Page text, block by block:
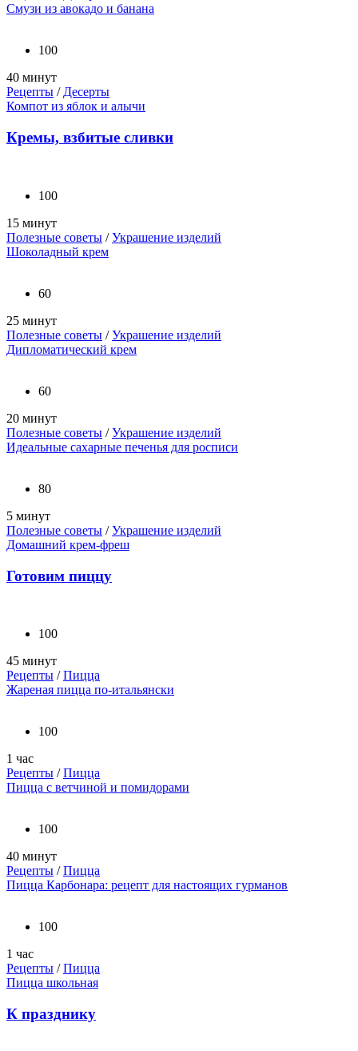
Смузи из авокадо и банана
100
40 минут
Рецепты /Десерты
Компот из яблок и алычи
Кремы, взбитые сливки
100
15 минут
Полезные советы /Украшение изделий
Шоколадный крем
60
25 минут
Полезные советы /Украшение изделий
Дипломатический крем
60
20 минут
Полезные советы /Украшение изделий
Идеальные сахарные печенья для росписи
80
5 минут
Полезные советы /Украшение изделий
Домашний крем-фреш
Готовим пиццу
100
45 минут
Рецепты /Пицца
Жареная пицца по-итальянски
100
1 час
Рецепты /Пицца
Пицца с ветчиной и помидорами
100
40 минут
Рецепты /Пицца
Пицца Карбонара: рецепт для настоящих гурманов
100
1 час
Рецепты /Пицца
Пицца школьная
К празднику